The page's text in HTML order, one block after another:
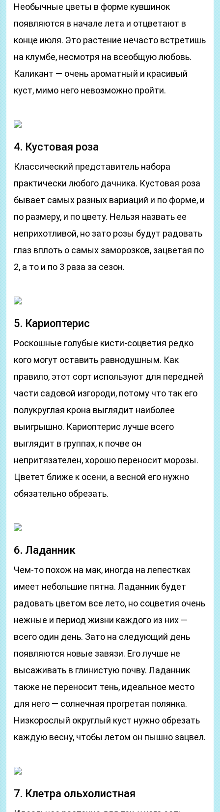
Необычные цветы в форме кувшинок
появляются в начале лета и отцветают в
конце июля. Это растение нечасто встретишь
на клумбе, несмотря на всеобщую любовь.
Каликант — очень ароматный и красивый
куст, мимо него невозможно пройти.
4. Кустовая роза
Классический представитель набора
практически любого дачника. Кустовая роза
бывает самых разных вариаций и по форме, и
по размеру, и по цвету. Нельзя назвать ее
неприхотливой, но зато розы будут радовать
глаз вплоть о самых заморозков, зацветая по
2, а то и по 3 раза за сезон.
5. Кариоптерис
Роскошные голубые кисти-соцветия редко
кого могут оставить равнодушным. Как
правило, этот сорт используют для передней
части садовой изгороди, потому что так его
полукруглая крона выглядит наиболее
выигрышно. Кариоптерис лучше всего
выглядит в группах, к почве он
непритязателен, хорошо переносит морозы.
Цветет ближе к осени, а весной его нужно
обязательно обрезать.
6. Ладанник
Чем-то похож на мак, иногда на лепестках
имеет небольшие пятна. Ладанник будет
радовать цветом все лето, но соцветия очень
нежные и период жизни каждого из них —
всего один день. Зато на следующий день
появляются новые завязи. Его лучше не
высаживать в глинистую почву. Ладанник
также не переносит тень, идеальное место
для него — солнечная прогретая полянка.
Низкорослый округлый куст нужно обрезать
каждую весну, чтобы летом он пышно зацвел.
7. Клетра ольхолистная